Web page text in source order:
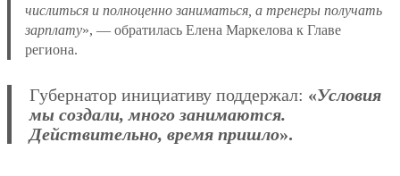
числиться и полноценно заниматься, а тренеры получать
зарплату», — обратилась Елена Маркелова к Главе
региона.
Губернатор инициативу поддержал: «Условия
мы создали, много занимаются.
Действительно, время пришло».